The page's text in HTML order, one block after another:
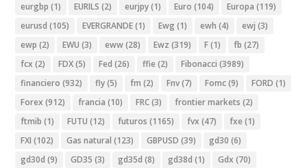
eurgbp (1) EURILS (2) eurjpy(1) Euro (104) Europa (119)
eurusd (105) EVERGRANDE(1) Ewg (1) ewh (4) ewj (3)
ewp (2) EWU (3) eww(28) Ewz (319) F(1) fb (27)
fcx (2) FDX(5) Fed (26) ffie (2) Fibonacci (3989)
financiero (932) fly(5) fm (2) Fnv(7) Fomc(9) FORD (1)
Forex (912) francia (10) FRC(3) frontier markets (2)
ftmib (1) FUTU (12) futuros (1165) fvx (47) fxe (1)
FXI (102) Gas natural (123) GBPUSD (39) gd30 (6)
gd30d (9) GD35 (3) gd35d (8) gd38d (1) Gdx (70)